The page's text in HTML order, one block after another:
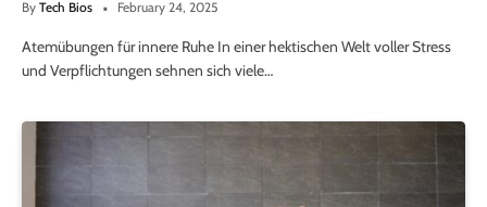
By Tech Bios February 24, 2025
Atemübungen für innere Ruhe In einer hektischen Welt voller Stress
und Verpflichtungen sehnen sich viele…